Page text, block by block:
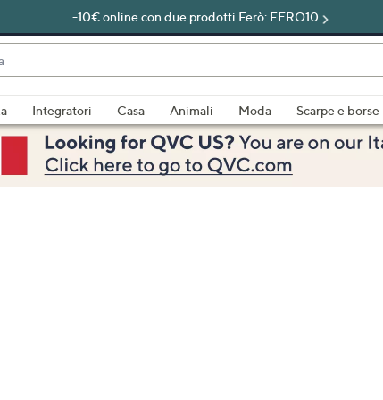
-10€ online con due prodotti Ferò: FERO10
Integratori Casa Animali Moda Scarpe e borse